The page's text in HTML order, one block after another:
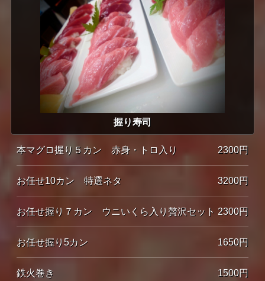
握り寿司
本マグロ握り５カン 赤身・トロ入り 2300円
お任せ10カン 特選ネタ 3200円
お任せ握り７カン ウニいくら入り贅沢セット 2300円
お任せ握り5カン 1650円
鉄火巻き 1500円